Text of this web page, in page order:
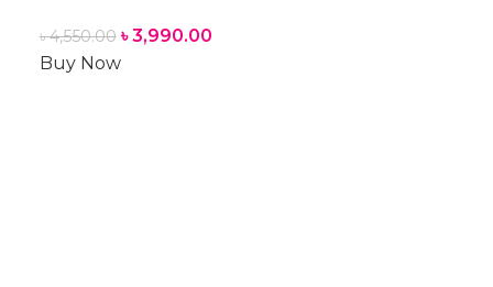
৳4,550.00 ৳3,990.00
Buy Now